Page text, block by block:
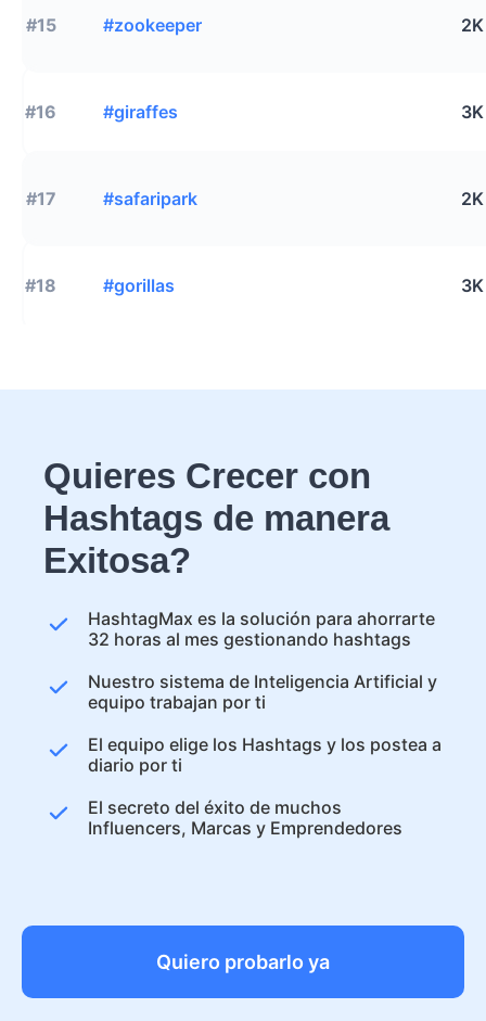
#15 #zookeeper 2K
#16 #giraffes 3K
#17 #safaripark 2K
#18 #gorillas 3K
Quieres Crecer con
Hashtags de manera
Exitosa?
HashtagMax es la solución para ahorrarte
32 horas al mes gestionando hashtags
Nuestro sistema de Inteligencia Artificial y
equipo trabajan por ti
El equipo elige los Hashtags y los postea a
diario por ti
El secreto del éxito de muchos
Influencers, Marcas y Emprendedores
Quiero probarlo ya